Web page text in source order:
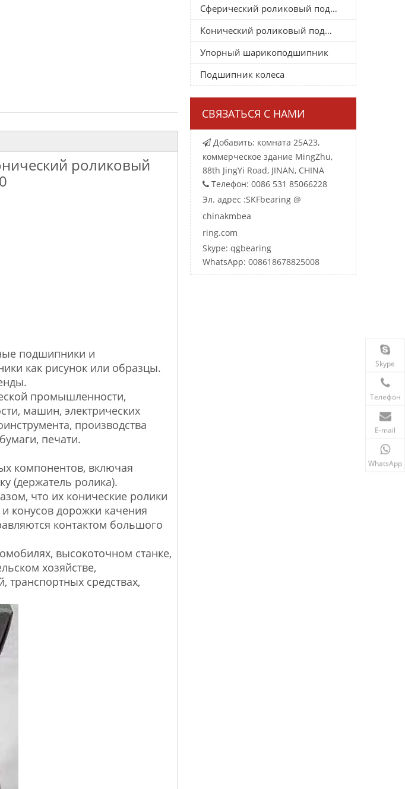
роликовый
подшипники и
как рисунок или образцы.
промышленности,
машин, электрических
производства
печати.
компонентов, включая
(держатель ролика).
что их конические ролики
конусов дорожки качения
контактом большого
высокоточном станке,
хозяйстве,
транспортных средствах,
Сферический роликовый подшипник
Конический роликовый подшипник
Упорный шарикоподшипник
Подшипник колеса
СВЯЗАТЬСЯ С НАМИ
 Добавить: комната 25A23,
коммерческое здание MingZhu,
88th JingYi Road, JINAN, CHINA
 Телефон: 0086 531 85066228
Эл. адрес :SKFbearing @
chinakmbea
ring.com
Skype: qgbearing
WhatsApp: 008618678825008
Skype
Телефон
E-mail
WhatsApp